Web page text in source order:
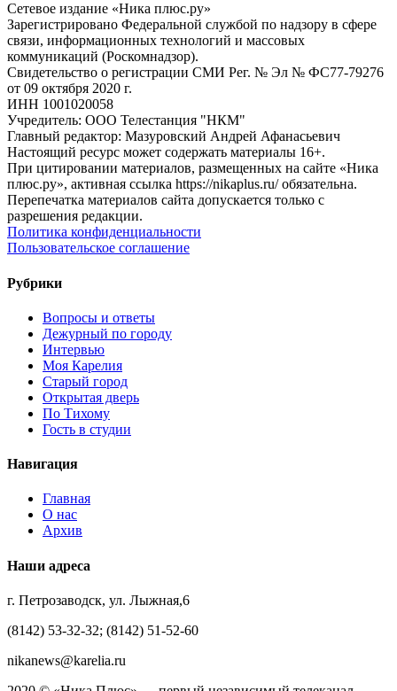
Сетевое издание «Ника плюс.ру»
Зарегистрировано Федеральной службой по надзору в сфере
связи, информационных технологий и массовых
коммуникаций (Роскомнадзор).
Свидетельство о регистрации СМИ Рег. № Эл № ФС77-79276
от 09 октября 2020 г.
ИНН 1001020058
Учредитель: ООО Телестанция "НКМ"
Главный редактор: Мазуровский Андрей Афанасьевич
Настоящий ресурс может содержать материалы 16+.
При цитировании материалов, размещенных на сайте «Ника
плюс.ру», активная ссылка https://nikaplus.ru/ обязательна.
Перепечатка материалов сайта допускается только с
разрешения редакции.
Политика конфиденциальности
Пользовательское соглашение
Рубрики
Вопросы и ответы
Дежурный по городу
Интервью
Моя Карелия
Старый город
Открытая дверь
По Тихому
Гость в студии
Навигация
Главная
О нас
Архив
Наши адреса
г. Петрозаводск, ул. Лыжная,6
(8142) 53-32-32; (8142) 51-52-60
nikanews@karelia.ru